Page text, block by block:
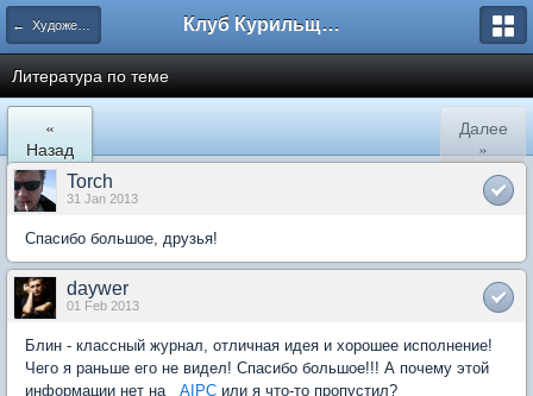
← Художественная литература Клуб Курильщиков Трубки
Литература по теме
«
Назад
Далее
»
Torch
31 Jan 2013
Спасибо большое, друзья!
daywer
01 Feb 2013
Блин - классный журнал, отличная идея и хорошее исполнение!
Чего я раньше его не видел! Спасибо большое!!! А почему этой
информации нет на
AIPC или я что-то пропустил?